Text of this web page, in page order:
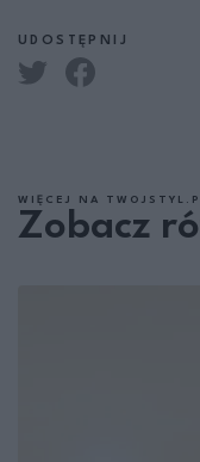
UDOSTĘPNIJ
WIĘCEJ NA
Zobacz